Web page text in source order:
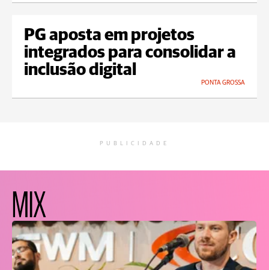
PG aposta em projetos
integrados para consolidar a
inclusão digital
PONTA GROSSA
PUBLICIDADE
MIX